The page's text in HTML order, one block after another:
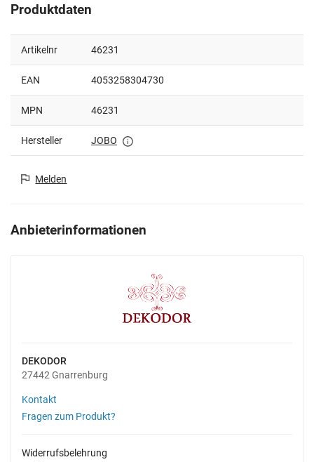
Produktdaten
Artikelnr 46231
EAN 4053258304730
MPN 46231
Hersteller JOBO
Melden
Anbieterinformationen
DEKODOR
27442 Gnarrenburg
Kontakt
Fragen zum Produkt?
Widerrufsbelehrung